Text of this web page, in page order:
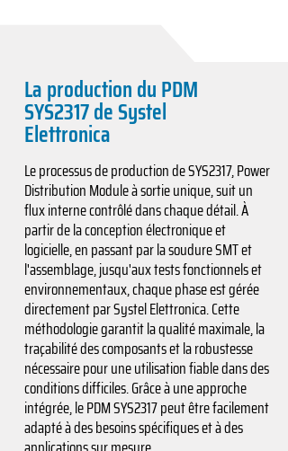
La production du PDM
SYS2317 de Systel
Elettronica
Le processus de production de SYS2317, Power
Distribution Module à sortie unique, suit un
flux interne contrôlé dans chaque détail. À
partir de la conception électronique et
logicielle, en passant par la soudure SMT et
l'assemblage, jusqu'aux tests fonctionnels et
environnementaux, chaque phase est gérée
directement par Systel Elettronica. Cette
méthodologie garantit la qualité maximale, la
traçabilité des composants et la robustesse
nécessaire pour une utilisation fiable dans des
conditions difficiles. Grâce à une approche
intégrée, le PDM SYS2317 peut être facilement
adapté à des besoins spécifiques et à des